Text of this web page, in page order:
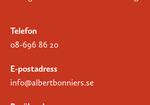
Telefon
08-696 86 20
E-postadress
info@albertbonniers.se